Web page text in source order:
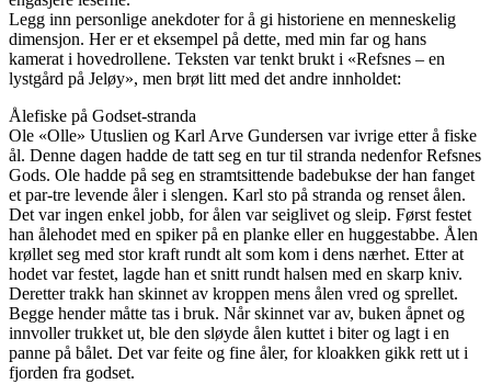
Legg inn personlige anekdoter for å gi historiene en menneskelig
dimensjon. Her er et eksempel på dette, med min far og hans
kamerat i hovedrollene. Teksten var tenkt brukt i «Refsnes – en
lystgård på Jeløy», men brøt litt med det andre innholdet:
Ålefiske på Godset-stranda
Ole «Olle» Utuslien og Karl Arve Gundersen var ivrige etter å fiske
ål. Denne dagen hadde de tatt seg en tur til stranda nedenfor Refsnes
Gods. Ole hadde på seg en stramtsittende badebukse der han fanget
et par-tre levende åler i slengen. Karl sto på stranda og renset ålen.
Det var ingen enkel jobb, for ålen var seiglivet og sleip. Først festet
han ålehodet med en spiker på en planke eller en huggestabbe. Ålen
krøllet seg med stor kraft rundt alt som kom i dens nærhet. Etter at
hodet var festet, lagde han et snitt rundt halsen med en skarp kniv.
Deretter trakk han skinnet av kroppen mens ålen vred og sprellet.
Begge hender måtte tas i bruk. Når skinnet var av, buken åpnet og
innvoller trukket ut, ble den sløyde ålen kuttet i biter og lagt i en
panne på bålet. Det var feite og fine åler, for kloakken gikk rett ut i
fjorden fra godset.